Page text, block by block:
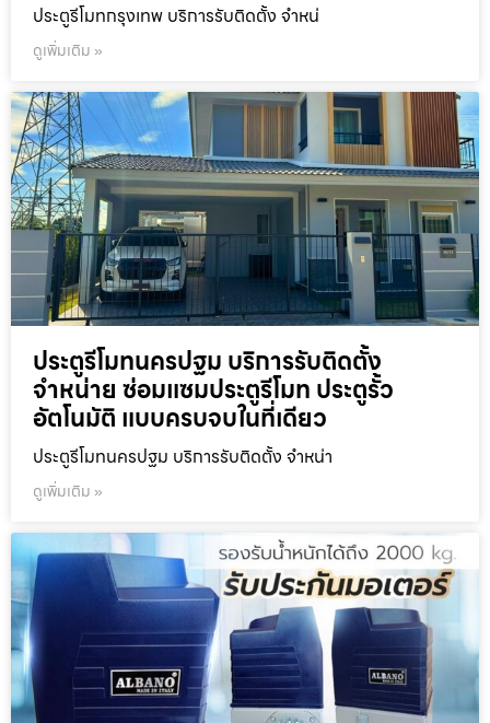
ประตูรีโมทกรุงเทพ บริการรับติดตั้ง จำหน่
ดูเพิ่มเติม »
ประตูรีโมทนครปฐม บริการรับติดตั้ง
จำหน่าย ซ่อมแซมประตูรีโมท ประตูรั้ว
อัตโนมัติ แบบครบจบในที่เดียว
ประตูรีโมทนครปฐม บริการรับติดตั้ง จำหน่า
ดูเพิ่มเติม »